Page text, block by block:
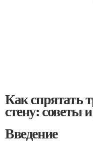
Как спрятать
стену: советы
Введение